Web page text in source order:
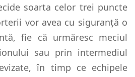
soarta celor trei puncte
vor avea cu siguranță o
fie că urmăresc meciul
sau prin intermediul
în timp ce echipele